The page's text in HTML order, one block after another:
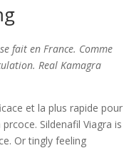
fait en France. Comme
Real Kamagra
et la plus rapide pour
Sildenafil Viagra is
Or tingly feeling